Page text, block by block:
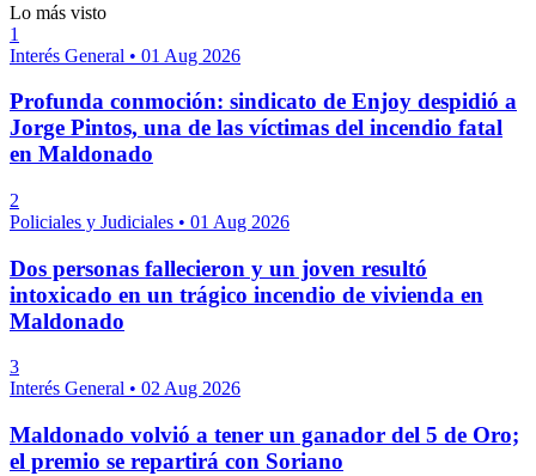
Lo más visto
1
Interés General • 01 Aug 2026
Profunda conmoción: sindicato de Enjoy despidió a
Jorge Pintos, una de las víctimas del incendio fatal
en Maldonado
2
Policiales y Judiciales • 01 Aug 2026
Dos personas fallecieron y un joven resultó
intoxicado en un trágico incendio de vivienda en
Maldonado
3
Interés General • 02 Aug 2026
Maldonado volvió a tener un ganador del 5 de Oro;
el premio se repartirá con Soriano